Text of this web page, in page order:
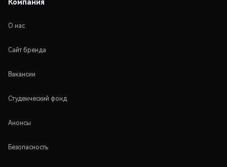
О нас
Сайт бренда
Вакансии
Студенческий фонд
Анонсы
Безопасность